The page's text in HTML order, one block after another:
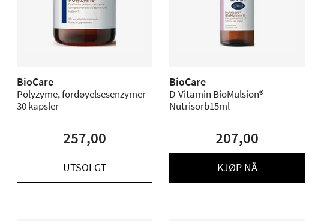
BioCare
Polyzyme, fordøyelsesenzymer -
30 kapsler
257,00
UTSOLGT
BioCare
D-Vitamin BioMulsion®
Nutrisorb15ml
207,00
KJØP NÅ